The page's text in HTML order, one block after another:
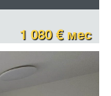
1 080 € мес